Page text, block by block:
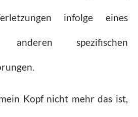
infolge eines
spezifischen
Kopf nicht mehr das ist,